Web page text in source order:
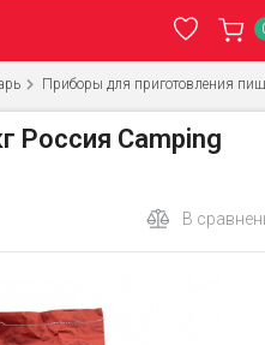
Приборы для приготовления
Россия Camping
В